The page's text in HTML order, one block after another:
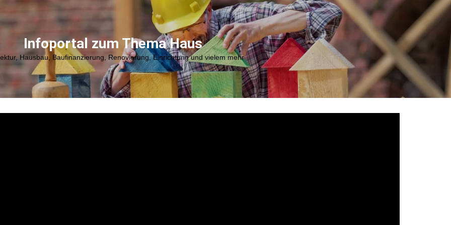
Infoportal zum Thema Haus
Hausbau, Baufinanzierung, Renovierung, Einrichtung und vielem mehr